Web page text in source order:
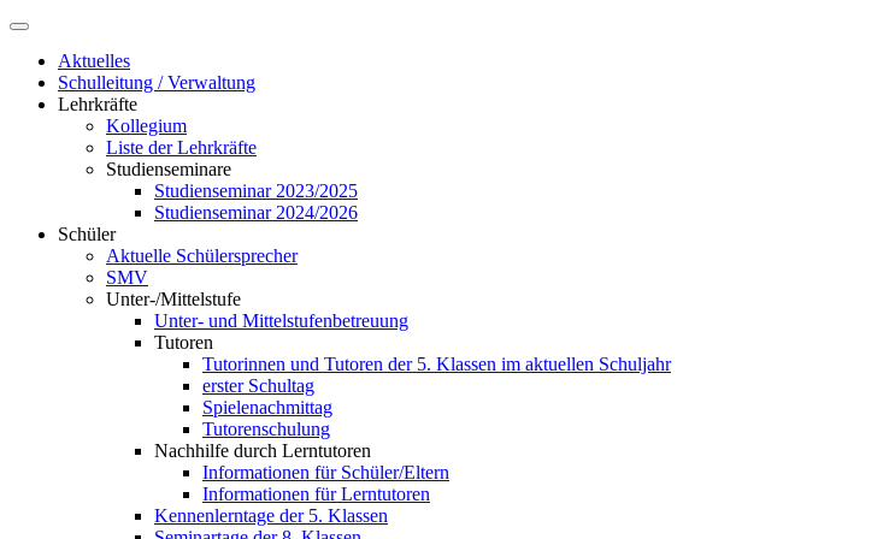
Aktuelles
Schulleitung / Verwaltung
Lehrkräfte
Kollegium
Liste der Lehrkräfte
Studienseminare
Studienseminar 2023/2025
Studienseminar 2024/2026
Schüler
Aktuelle Schülersprecher
SMV
Unter-/Mittelstufe
Unter- und Mittelstufenbetreuung
Tutoren
Tutorinnen und Tutoren der 5. Klassen im aktuellen Schuljahr
erster Schultag
Spielenachmittag
Tutorenschulung
Nachhilfe durch Lerntutoren
Informationen für Schüler/Eltern
Informationen für Lerntutoren
Kennenlerntage der 5. Klassen